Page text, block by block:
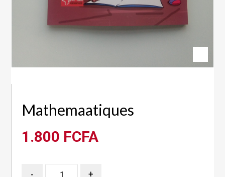
Mathemaatiques
1.800 FCFA
- +